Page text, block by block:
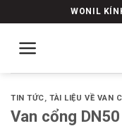
to
content
WONIL
TIN TỨC,TÀI LIỆU VỀ VAN
Van cổng